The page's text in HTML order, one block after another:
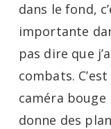
dans le fond,
importante
pas dire que
combats.
caméra bouge
donne des